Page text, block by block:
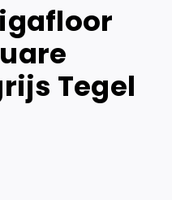
Tegel